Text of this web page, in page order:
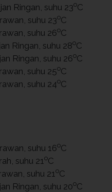
Ringan, suhu 23oC
suhu 23oC
suhu 26oC
Ringan, suhu 28oC
Ringan, suhu 26oC
suhu 25oC
suhu 24oC
suhu 16oC
suhu 21oC
suhu 21 oC
Ringan, suhu 20oC